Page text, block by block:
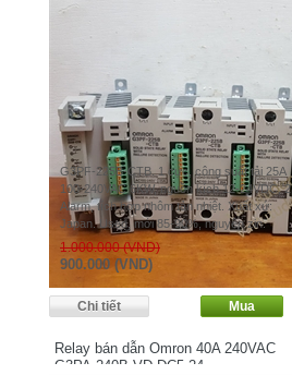
G3PF-225B-CTB. 1 cực, công suất tải 25A
100-240VAC 6KW, nguồn kích 12-24VDC, 2
Alarm, tích hợp nhôm tản nhiệt. Xuất xứ:
Japan. Used, mới 85-90%, nguyên zin.
1.000.000 (VND)
900.000 (VND)
Relay bán dẫn Omron 40A 240VAC
G3PA-240B-VD DC5-24